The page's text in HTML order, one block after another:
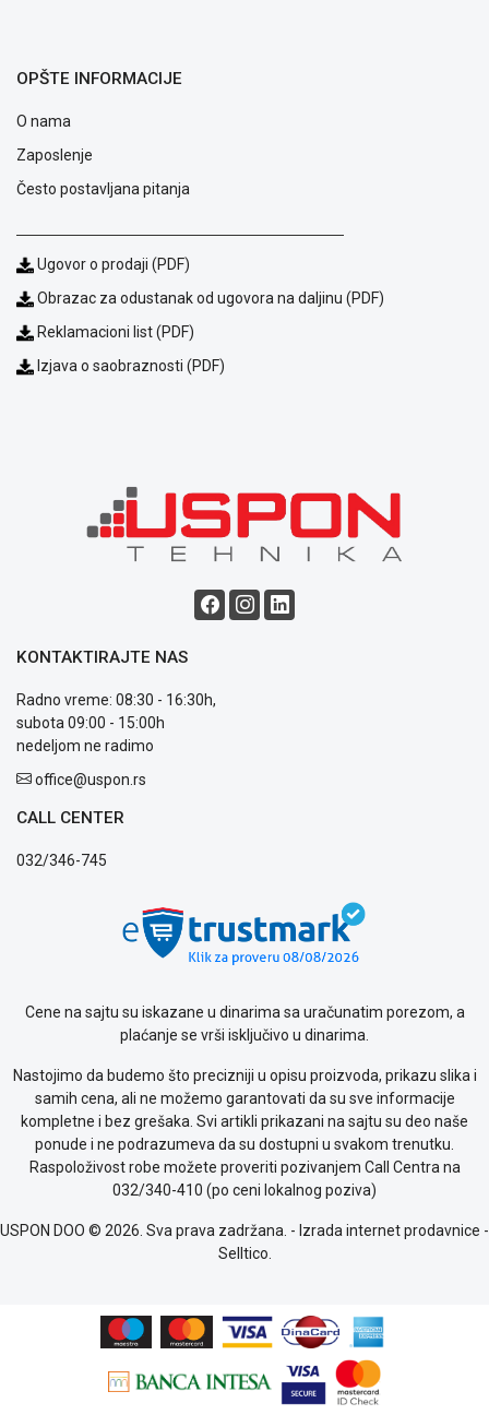
Blog
Način
Isporuka
Saobraznost
reklamacije
privatnosti
o
kolačićima
Provera
OUTLET
Kontakt
KREDIT
OPŠTE INFORMACIJE
O nama
Zaposlenje
Često postavljana pitanja
Ugovor o prodaji (PDF)
Obrazac za odustanak od ugovora na daljinu (PDF)
Reklamacioni list (PDF)
Izjava o saobraznosti (PDF)
KONTAKTIRAJTE NAS
Radno vreme: 08:30 - 16:30h,
subota 09:00 - 15:00h
nedeljom ne radimo
office@uspon.rs
CALL CENTER
032/346-745
Cene na sajtu su iskazane u dinarima sa uračunatim porezom, a
plaćanje se vrši isključivo u dinarima.
Nastojimo da budemo što precizniji u opisu proizvoda, prikazu slika i
samih cena, ali ne možemo garantovati da su sve informacije
kompletne i bez grešaka. Svi artikli prikazani na sajtu su deo naše
ponude i ne podrazumeva da su dostupni u svakom trenutku.
Raspoloživost robe možete proveriti pozivanjem Call Centra na
032/340-410 (po ceni lokalnog poziva)
USPON DOO © 2026. Sva prava zadržana. - Izrada internet prodavnice -
Selltico.